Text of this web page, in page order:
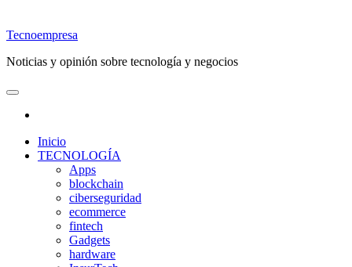
Tecnoempresa
Noticias y opinión sobre tecnología y negocios
Inicio
TECNOLOGÍA
Apps
blockchain
ciberseguridad
ecommerce
fintech
Gadgets
hardware